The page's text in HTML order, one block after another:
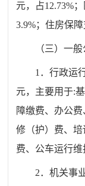
元，占12.73%
3.9%；住房保
（三）一
1 ．行政运
元，主要用于:
障缴费、办公
修（护）费、培
费、公车运行维
2．机关事